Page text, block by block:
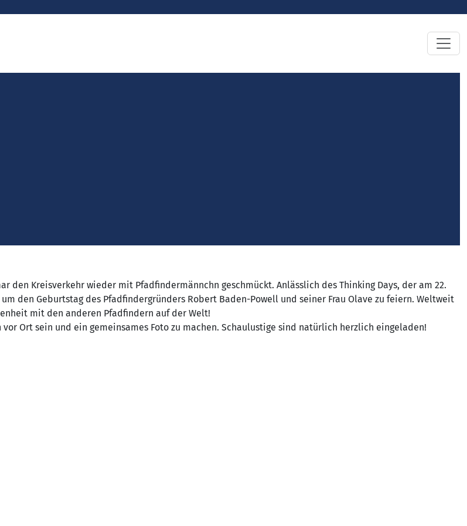
Kreisverkehr wieder mit Pfadfindermännchn geschmückt. Anlässlich des Thinking Days, der am 22.
den Geburtstag des Pfadfindergründers Robert Baden-Powell und seiner Frau Olave zu feiern. Weltweit
mit den anderen Pfadfindern auf der Welt!
Ort sein und ein gemeinsames Foto zu machen. Schaulustige sind natürlich herzlich eingeladen!